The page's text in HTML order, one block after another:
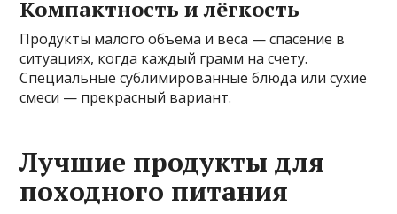
Компактность и лёгкость
Продукты малого объёма и веса — спасение в
ситуациях, когда каждый грамм на счету.
Специальные сублимированные блюда или сухие
смеси — прекрасный вариант.
Лучшие продукты для
походного питания